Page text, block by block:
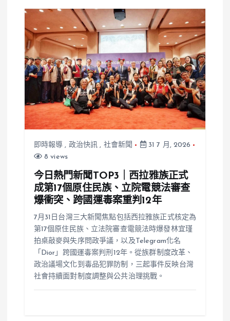
即時報導 , 政治快訊 , 社會新聞
31 7 月, 2026
8 views
今日熱門新聞TOP3｜西拉雅族正式
成第17個原住民族、立院電競法審查
爆衝突、跨國運毒案重判12年
7月31日台灣三大新聞焦點包括西拉雅族正式核定為
第17個原住民族、立法院審查電競法時爆發林宜瑾
拍桌敲麥與失序問政爭議，以及Telegram化名
「Dior」跨國運毒案判刑12年。從族群制度改革、
政治議場文化到毒品犯罪防制，三起事件反映台灣
社會持續面對制度調整與公共治理挑戰。